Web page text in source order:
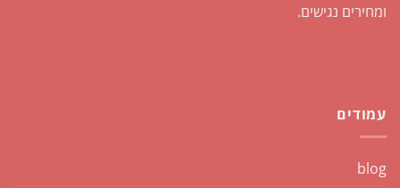
ומחירים נגישים.
עמודים
blog